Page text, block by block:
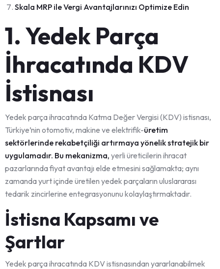
Skala MRP ile Vergi Avantajlarınızı Optimize Edin
1. Yedek Parça
İhracatında KDV
İstisnası
Yedek parça ihracatında Katma Değer Vergisi (KDV) istisnası,
Türkiye’nin otomotiv, makine ve elektrifik-üretim
sektörlerinde rekabetçiliği artırmaya yönelik stratejik bir
uygulamadır. Bu mekanizma, yerli üreticilerin ihracat
pazarlarında fiyat avantajı elde etmesini sağlamakta; aynı
zamanda yurt içinde üretilen yedek parçaların uluslararası
tedarik zincirlerine entegrasyonunu kolaylaştırmaktadır.
İstisna Kapsamı ve
Şartlar
Yedek parça ihracatında KDV istisnasından yararlanabilmek